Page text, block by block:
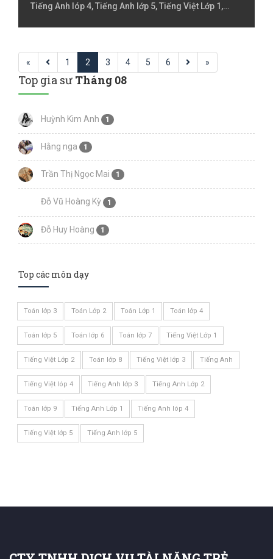
Tiếng Anh lóp 4, Tiếng Anh lớp 5, Tiếng Việt Lớp 1,
« 1 2 3 4 5 6 »
Top gia sư Tháng 08
Huỳnh Kim Anh 1
Hằng nga 1
Trần Thị Ngọc Mai 1
Đỗ Vũ Hoàng Kỳ 1
Đỗ Huy Hoàng 1
Top các môn dạy
Toán lớp 3 Toán Lớp 2 Toán Lớp 1 Toán lớp 4
Toán lớp 5 Toán lớp 6 Toán lớp 7 Tiếng Việt Lớp 1
Tiếng Việt Lớp 2 Toán lớp 8 Tiếng Việt lớp 3 Tiếng Anh
Tiếng Việt lóp 4 Tiếng Anh lớp 3 Tiếng Anh Lớp 2
Toán lớp 9 Tiếng Anh Lớp 1 Tiếng Anh lóp 4
Tiếng Việt lớp 5 Tiếng Anh lớp 5